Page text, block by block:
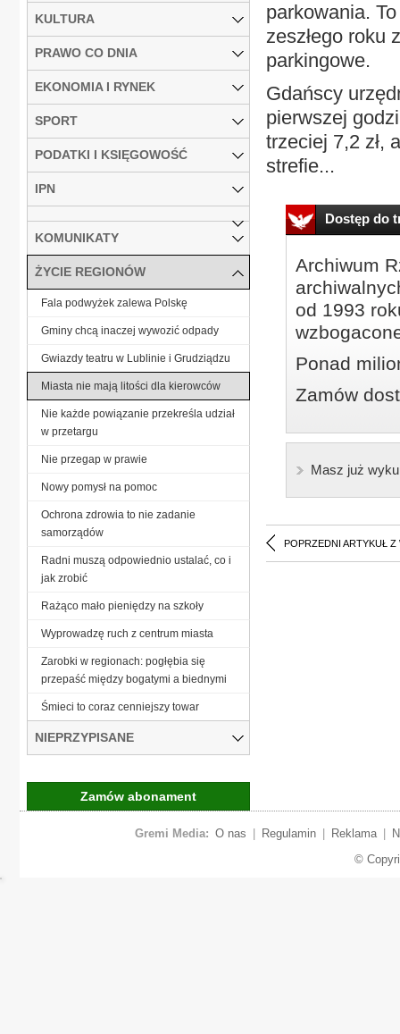
parkowania.
zeszłego roku
parkingowe.
Gdańscy
pierwszej
trzeciej 7,2 zł,
strefie...
Dostęp do
Archiwum
od 1993
Ponad
Zamów
Masz już
POPRZEDNI ARTYKUŁ Z
KULTURA
PRAWO CO DNIA
EKONOMIA I RYNEK
SPORT
PODATKI I KSIĘGOWOŚĆ
IPN
KOMUNIKATY
ŻYCIE REGIONÓW
Fala podwyżek zalewa Polskę
Gminy chcą inaczej wywozić odpady
Gwiazdy teatru w Lublinie i Grudziądzu
Miasta nie mają litości dla kierowców
Nie każde powiązanie przekreśla udział
w przetargu
Nie przegap w prawie
Nowy pomysł na pomoc
Ochrona zdrowia to nie zadanie
samorządów
Radni muszą odpowiednio ustalać, co i
jak zrobić
Rażąco mało pieniędzy na szkoły
Wyprowadzę ruch z centrum miasta
Zarobki w regionach: pogłębia się
przepaść między bogatymi a biednymi
Śmieci to coraz cenniejszy towar
NIEPRZYPISANE
Zamów abonament
Gremi Media: O nas Regulamin Reklama
©